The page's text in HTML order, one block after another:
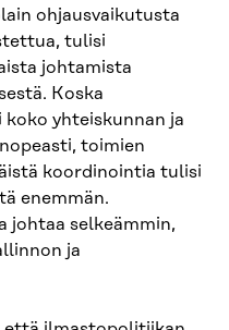
ohjausvaikutusta
tulisi
johtamista
Koska
yhteiskunnan ja
toimien
koordinointia tulisi
enemmän.
johtaa selkeämmin,
ja